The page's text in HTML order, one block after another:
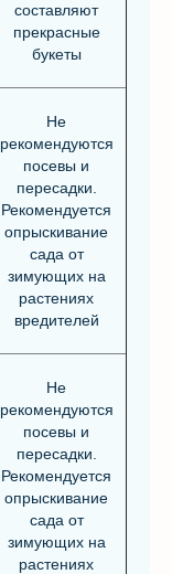
составляют
прекрасные
букеты
Не
рекомендуются
посевы и
пересадки.
Рекомендуется
опрыскивание
сада от
зимующих на
растениях
вредителей
Не
рекомендуются
посевы и
пересадки.
Рекомендуется
опрыскивание
сада от
зимующих на
растениях